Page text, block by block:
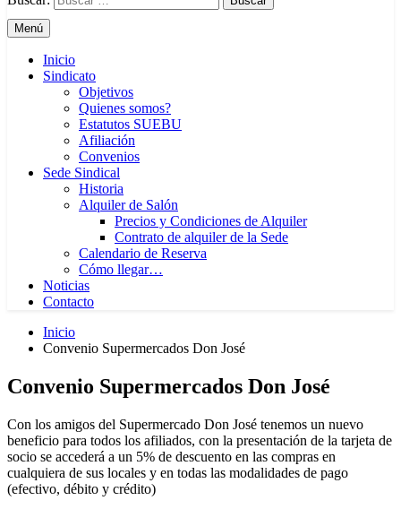
Menú
Inicio
Sindicato
Objetivos
Quienes somos?
Estatutos SUEBU
Afiliación
Convenios
Sede Sindical
Historia
Alquiler de Salón
Precios y Condiciones de Alquiler
Contrato de alquiler de la Sede
Calendario de Reserva
Cómo llegar…
Noticias
Contacto
Inicio
Convenio Supermercados Don José
Convenio Supermercados Don José
Con los amigos del Supermercado Don José tenemos un nuevo
beneficio para todos los afiliados, con la presentación de la tarjeta de
socio se accederá a un 5% de descuento en las compras en
cualquiera de sus locales y en todas las modalidades de pago
(efectivo, débito y crédito)